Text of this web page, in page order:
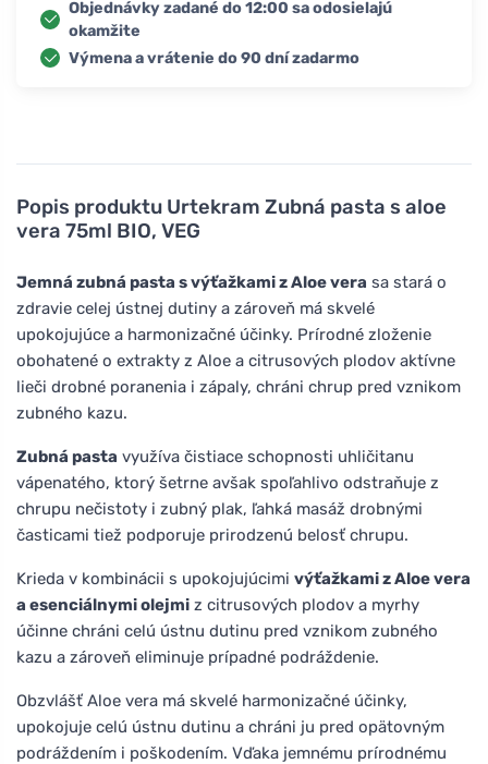
Popis produktu Urtekram Zubná pasta s aloe
vera 75ml BIO, VEG
Jemná zubná pasta s výťažkami z Aloe vera sa stará o
zdravie celej ústnej dutiny a zároveň má skvelé
upokojujúce a harmonizačné účinky. Prírodné zloženie
obohatené o extrakty z Aloe a citrusových plodov aktívne
lieči drobné poranenia i zápaly, chráni chrup pred vznikom
zubného kazu.
Zubná pasta využíva čistiace schopnosti uhličitanu
vápenatého, ktorý šetrne avšak spoľahlivo odstraňuje z
chrupu nečistoty i zubný plak, ľahká masáž drobnými
časticami tiež podporuje prirodzenú belosť chrupu.
Krieda v kombinácii s upokojujúcimi výťažkami z Aloe vera
a esenciálnymi olejmi z citrusových plodov a myrhy
účinne chráni celú ústnu dutinu pred vznikom zubného
kazu a zároveň eliminuje prípadné podráždenie.
Obzvlášť Aloe vera má skvelé harmonizačné účinky,
upokojuje celú ústnu dutinu a chráni ju pred opätovným
podráždením i poškodením. Vďaka jemnému prírodnému
Objednávky zadané do 12:00 sa odosielajú
okamžite
Výmena a vrátenie do 90 dní zadarmo